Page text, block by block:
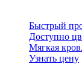
Быстрый
Доступно
Мягкая
Узнать цену